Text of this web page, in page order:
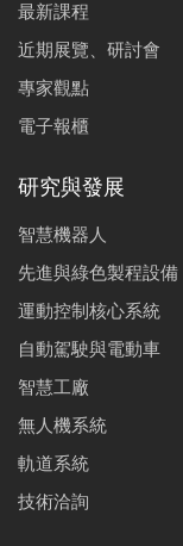
最新課程
近期展覽、研討會
專家觀點
電子報櫃
研究與發展
智慧機器人
先進與綠色製程設備
運動控制核心系統
自動駕駛與電動車
智慧工廠
無人機系統
軌道系統
技術洽詢